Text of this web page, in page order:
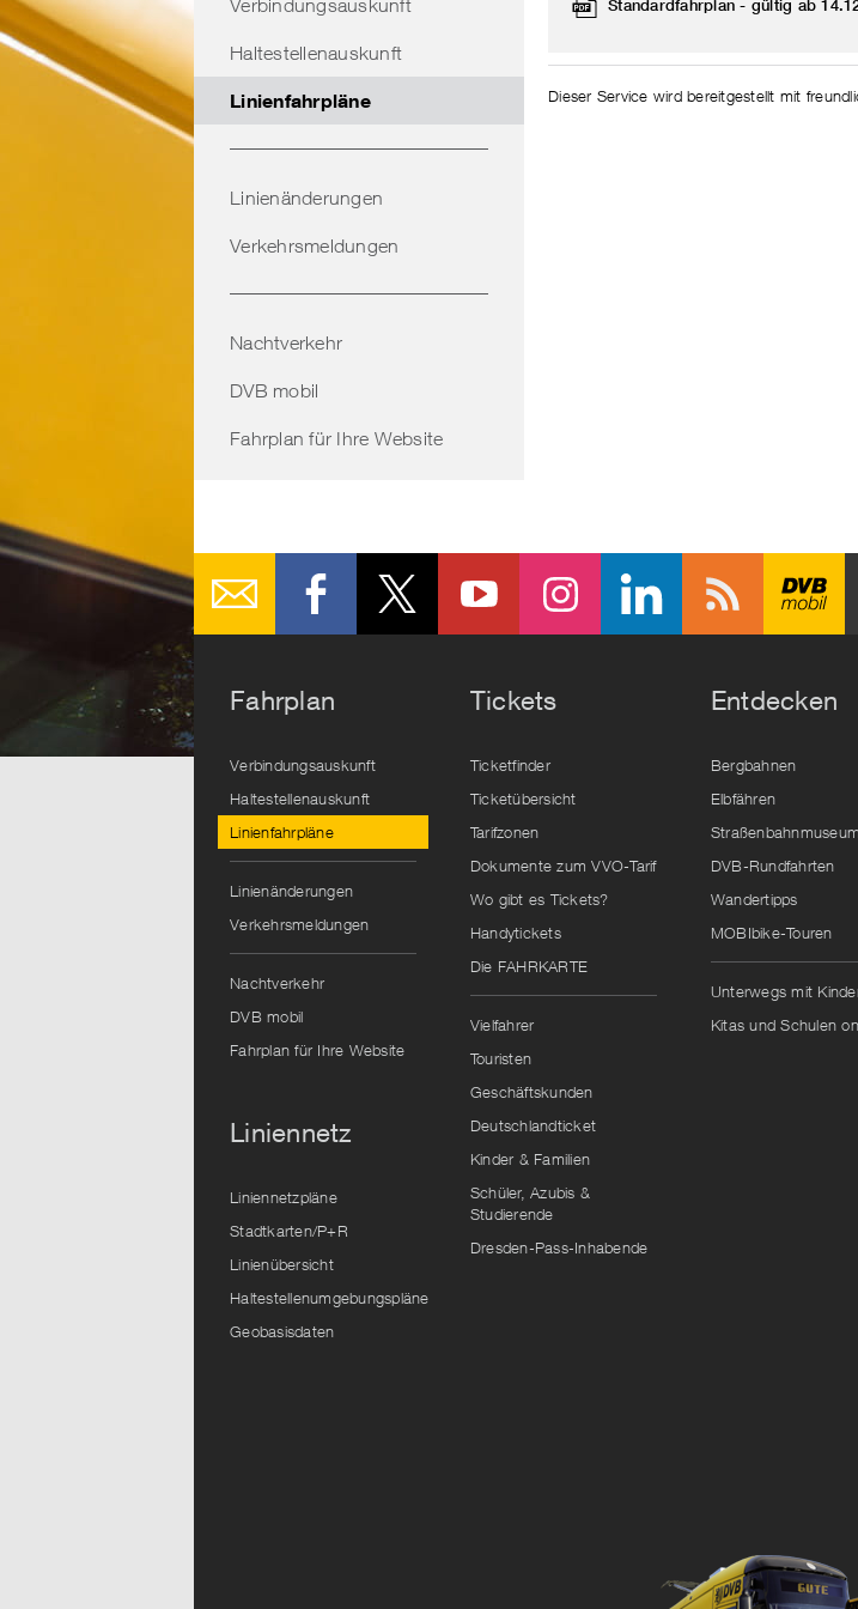
Verbindungsauskunft
Haltestellenauskunft
Linienfahrpläne
Linienänderungen
Verkehrsmeldungen
Nachtverkehr
DVB mobil
Fahrplan für Ihre Website
Standardfahrplan - gültig ab
Dieser Service wird bereitgestellt mit
Fahrplan
Verbindungsauskunft
Haltestellenauskunft
Linienfahrpläne
Linienänderungen
Verkehrsmeldungen
Nachtverkehr
DVB mobil
Fahrplan für Ihre Website
Liniennetz
Liniennetzpläne
Stadtkarten/P+R
Linienübersicht
Haltestellenumgebungspläne
Geobasisdaten
Tickets
Ticketfinder
Ticketübersicht
Tarifzonen
Dokumente zum VVO-Tarif
Wo gibt es Tickets?
Handytickets
Die FAHRKARTE
Vielfahrer
Touristen
Geschäftskunden
Deutschlandticket
Kinder & Familien
Schüler, Azubis &
Studierende
Dresden-Pass-Inhabende
Entdecken
Bergbahnen
Elbfähren
Straßenbahnmuseum
DVB-Rundfahrten
Wandertipps
MOBIbike-Touren
Unterwegs mit
Kitas und Schulen